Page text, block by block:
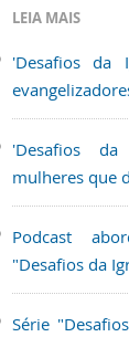
LEIA MAIS
'Desafios da
'Desafios
mulheres que
Podcast
"Desafios da
Série